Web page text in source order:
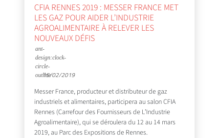
CFIA RENNES 2019 : MESSER FRANCE MET
LES GAZ POUR AIDER L’INDUSTRIE
AGROALIMENTAIRE À RELEVER LES
NOUVEAUX DÉFIS
15/02/2019
Messer France, producteur et distributeur de gaz
industriels et alimentaires, participera au salon CFIA
Rennes (Carrefour des Fournisseurs de L’Industrie
Agroalimentaire), qui se déroulera du 12 au 14 mars
2019, au Parc des Expositions de Rennes.